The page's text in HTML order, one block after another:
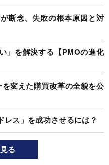
断念、失敗の根本原因と対
」を解決する【PMOの進化
変えた購買改革の全貌を公
ス」を成功させるには？
る